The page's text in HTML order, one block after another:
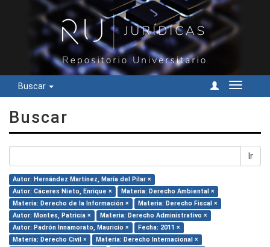
Buscar
Cambiar
Buscar
Ir
Autor: Hernández Martínez, María del Pilar ×
Autor: Cáceres Nieto, Enrique ×
Materia: Derecho Ambiental ×
Materia: Derecho de la Información ×
Materia: Derecho Fiscal ×
Autor: Montes, Patricia ×
Materia: Derecho Administrativo ×
Autor: Padrón Innamorato, Mauricio ×
Fecha: 2011 ×
Materia: Derecho Civil ×
Materia: Derecho Internacional ×